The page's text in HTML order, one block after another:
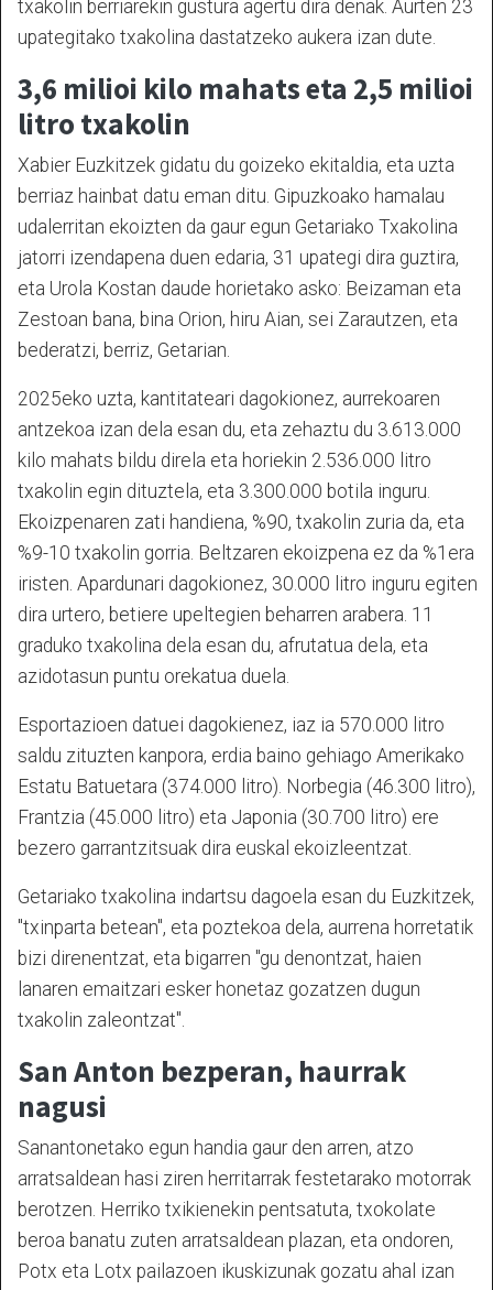
txakolin berriarekin gustura agertu dira denak. Aurten 23
upategitako txakolina dastatzeko aukera izan dute.
3,6 milioi kilo mahats eta 2,5 milioi
litro txakolin
Xabier Euzkitzek gidatu du goizeko ekitaldia, eta uzta
berriaz hainbat datu eman ditu. Gipuzkoako hamalau
udalerritan ekoizten da gaur egun Getariako Txakolina
jatorri izendapena duen edaria, 31 upategi dira guztira,
eta Urola Kostan daude horietako asko: Beizaman eta
Zestoan bana, bina Orion, hiru Aian, sei Zarautzen, eta
bederatzi, berriz, Getarian.
2025eko uzta, kantitateari dagokionez, aurrekoaren
antzekoa izan dela esan du, eta zehaztu du 3.613.000
kilo mahats bildu direla eta horiekin 2.536.000 litro
txakolin egin dituztela, eta 3.300.000 botila inguru.
Ekoizpenaren zati handiena, %90, txakolin zuria da, eta
%9-10 txakolin gorria. Beltzaren ekoizpena ez da %1era
iristen. Apardunari dagokionez, 30.000 litro inguru egiten
dira urtero, betiere upeltegien beharren arabera. 11
graduko txakolina dela esan du, afrutatua dela, eta
azidotasun puntu orekatua duela.
Esportazioen datuei dagokienez, iaz ia 570.000 litro
saldu zituzten kanpora, erdia baino gehiago Amerikako
Estatu Batuetara (374.000 litro). Norbegia (46.300 litro),
Frantzia (45.000 litro) eta Japonia (30.700 litro) ere
bezero garrantzitsuak dira euskal ekoizleentzat.
Getariako txakolina indartsu dagoela esan du Euzkitzek,
"txinparta betean", eta poztekoa dela, aurrena horretatik
bizi direnentzat, eta bigarren "gu denontzat, haien
lanaren emaitzari esker honetaz gozatzen dugun
txakolin zaleontzat".
San Anton bezperan, haurrak
nagusi
Sanantonetako egun handia gaur den arren, atzo
arratsaldean hasi ziren herritarrak festetarako motorrak
berotzen. Herriko txikienekin pentsatuta, txokolate
beroa banatu zuten arratsaldean plazan, eta ondoren,
Potx eta Lotx pailazoen ikuskizunak gozatu ahal izan